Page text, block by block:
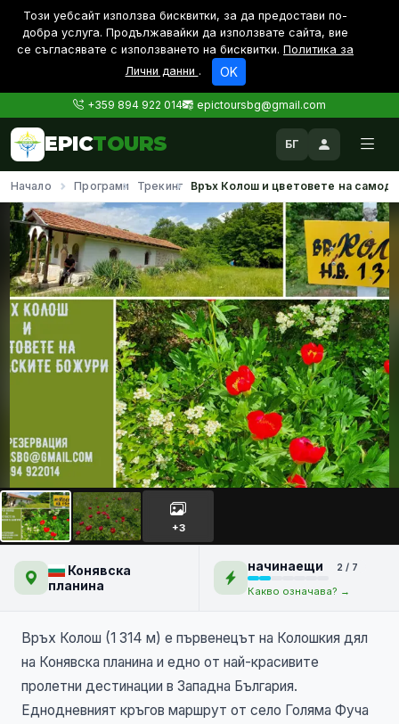
Този уебсайт използва бисквитки, за да предостави по-
дoбра услуга. Продължавайки да използвате сайта, вие
се съгласявате с използването на бисквитки. Политика за
Лични данни . OK
+359 894 922 014 epictoursbg@gmail.com
EPICTOURS БГ
Начало Програми Трекинг Връх Колош и цветовете на
Връх Колош и цветовете на
самодивските божури
+3
Конявска
планина
начинаещи
2 / 7
Какво означава? →
Връх Колош (1 314 м) е първенецът на Колошкия дял
на Конявска планина и едно от най-красивите
пролетни дестинации в Западна България.
Еднодневният кръгов маршрут от село Голяма Фуча